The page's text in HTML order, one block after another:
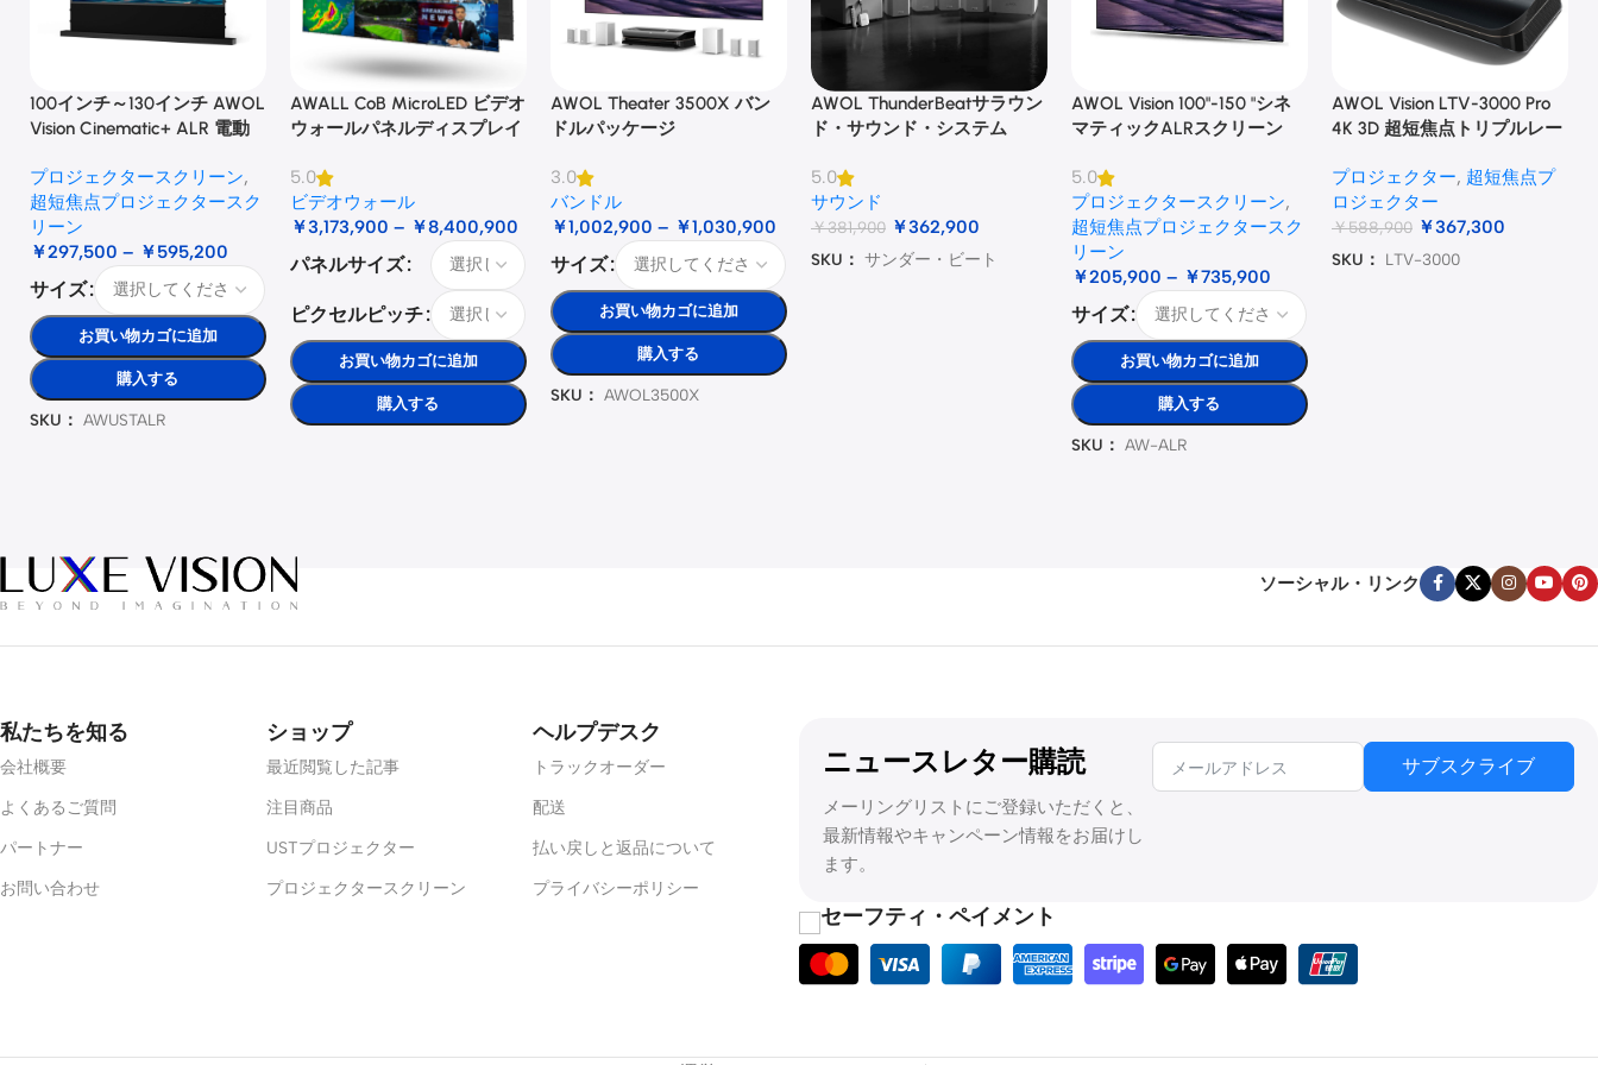
100インチ～130インチ AWOL
Vision Cinematic+ ALR 電動
プロジェクタースクリーン,
超短焦点プロジェクタースク
リーン
￥297,500 – ￥595,200
サイズ
お買い物カゴに追加
購入する
SKU： AWUSTALR
AWALL CoB MicroLED ビデオ
ウォールパネルディスプレイ
5.0
ビデオウォール
￥3,173,900 – ￥8,400,900
パネルサイズ
ピクセルピッチ
お買い物カゴに追加
購入する
AWOL Theater 3500X バン
ドルパッケージ
3.0
バンドル
￥1,002,900 – ￥1,030,900
サイズ
お買い物カゴに追加
購入する
SKU： AWOL3500X
AWOL ThunderBeatサラウン
ド・サウンド・システム
5.0
サウンド
￥381,900 ￥362,900
SKU： サンダー・ビート
AWOL Vision 100"-150 "シネ
マティックALRスクリーン
5.0
プロジェクタースクリーン,
超短焦点プロジェクタースク
リーン
￥205,900 – ￥735,900
サイズ
お買い物カゴに追加
購入する
SKU： AW-ALR
AWOL Vision LTV-3000 Pro
4K 3D 超短焦点トリプルレー
プロジェクター, 超短焦点プ
ロジェクター
￥588,900 ￥367,300
SKU： LTV-3000
ソーシャル・リンク
私たちを知る
会社概要
よくあるご質問
パートナー
お問い合わせ
ショップ
最近閲覧した記事
注目商品
USTプロジェクター
プロジェクタースクリーン
ヘルプデスク
トラックオーダー
配送
払い戻しと返品について
プライバシーポリシー
ニュースレター購読
メーリングリストにご登録いただくと、
最新情報やキャンペーン情報をお届けし
ます。
サブスクライブ
セーフティ・ペイメント